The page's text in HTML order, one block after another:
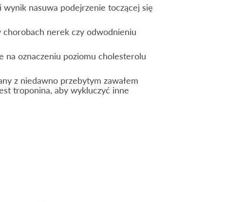
nasuwa podejrzenie toczącej się
nerek czy odwodnieniu
na oznaczeniu poziomu cholesterolu
z niedawno przebytym zawałem
troponina, aby wykluczyć inne